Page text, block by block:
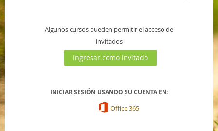
Algunos cursos pueden permitir el acceso de
invitados
INICIAR SESIÓN USANDO SU CUENTA EN:
Office 365